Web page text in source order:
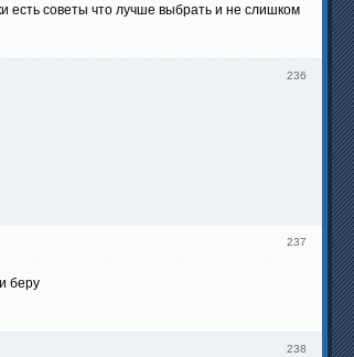
есть советы что лучше выбрать и не слишком
236
237
беру
238